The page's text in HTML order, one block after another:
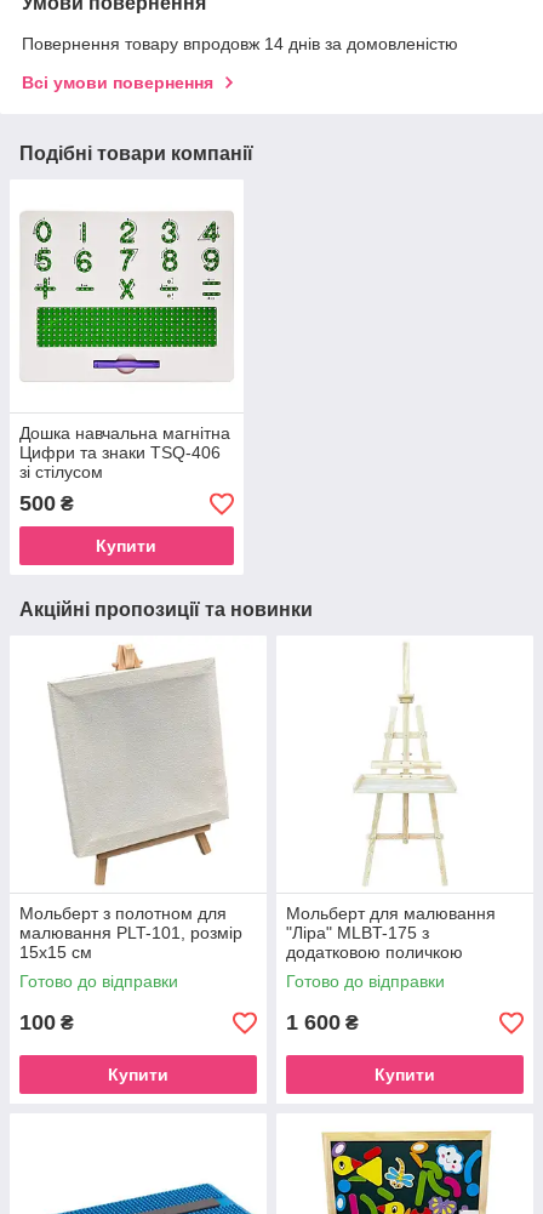
Повернення товару впродовж 14 днів за домовленістю
Всі умови повернення
Подібні товари компанії
Дошка навчальна магнітна
Цифри та знаки TSQ-406
зі стілусом
500 ₴
Купити
Акційні пропозиції та новинки
Мольберт з полотном для
малювання PLT-101, розмір
15х15 см
Готово до відправки
100 ₴
Купити
Мольберт для малювання
"Ліра" MLBT-175 з
додатковою поличкою
Готово до відправки
1 600 ₴
Купити